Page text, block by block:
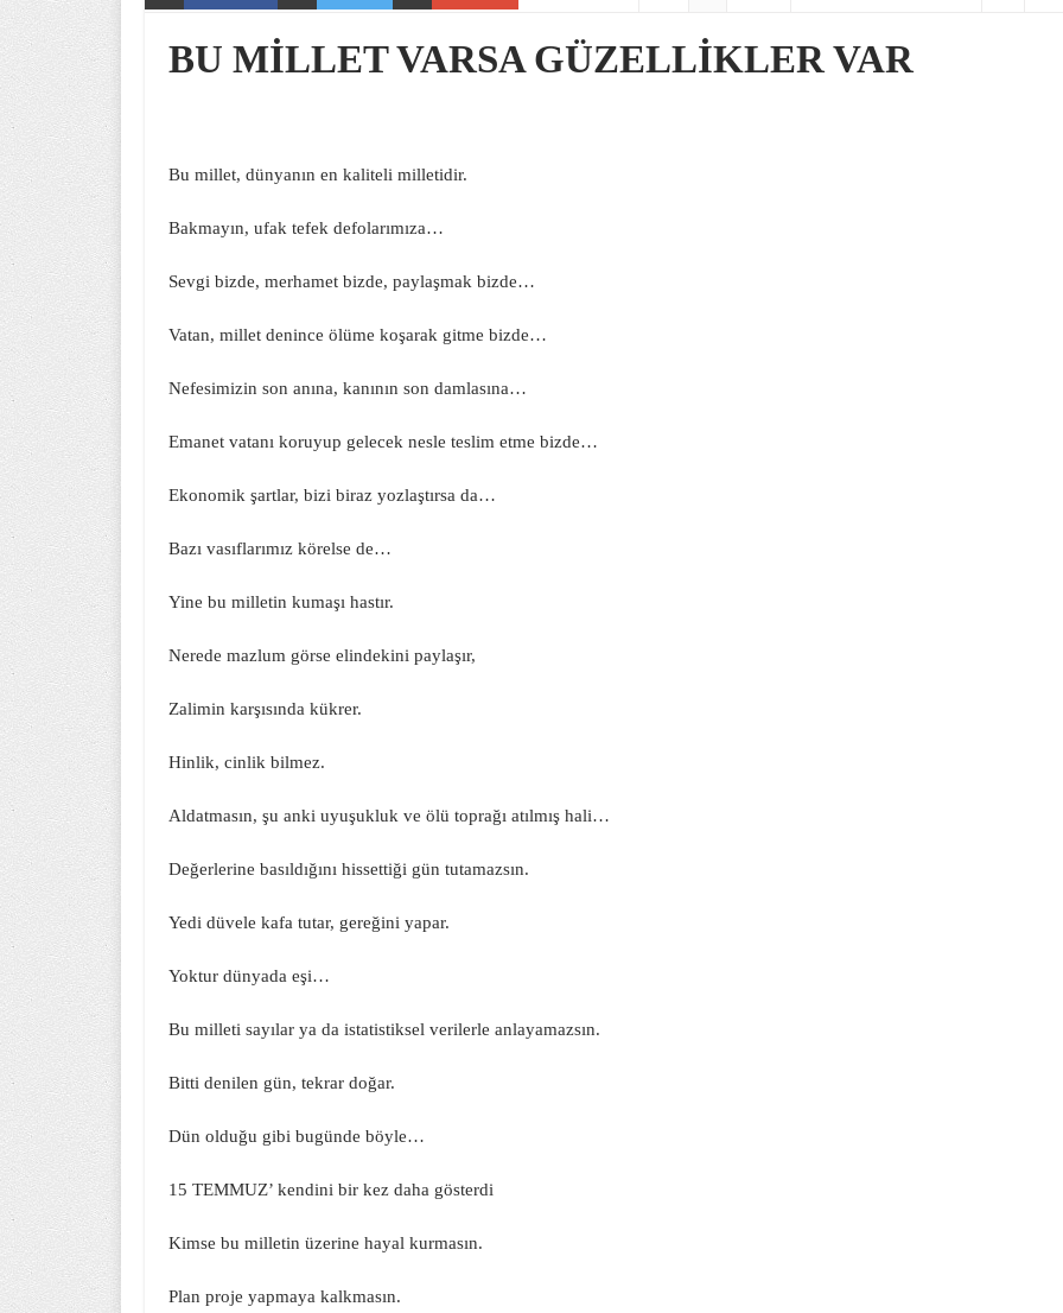
BU MİLLET VARSA GÜZELLİKLER VAR
Bu millet, dünyanın en kaliteli milletidir.
Bakmayın, ufak tefek defolarımıza…
Sevgi bizde, merhamet bizde, paylaşmak bizde…
Vatan, millet denince ölüme koşarak gitme bizde…
Nefesimizin son anına, kanının son damlasına…
Emanet vatanı koruyup gelecek nesle teslim etme bizde…
Ekonomik şartlar, bizi biraz yozlaştırsa da…
Bazı vasıflarımız körelse de…
Yine bu milletin kumaşı hastır.
Nerede mazlum görse elindekini paylaşır,
Zalimin karşısında kükrer.
Hinlik, cinlik bilmez.
Aldatmasın, şu anki uyuşukluk ve ölü toprağı atılmış hali…
Değerlerine basıldığını hissettiği gün tutamazsın.
Yedi düvele kafa tutar, gereğini yapar.
Yoktur dünyada eşi…
Bu milleti sayılar ya da istatistiksel verilerle anlayamazsın.
Bitti denilen gün, tekrar doğar.
Dün olduğu gibi bugünde böyle…
15 TEMMUZ’ kendini bir kez daha gösterdi
Kimse bu milletin üzerine hayal kurmasın.
Plan proje yapmaya kalkmasın.